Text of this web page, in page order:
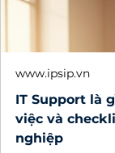
www.ipsip.vn
IT Support là
việc và
nghiệp